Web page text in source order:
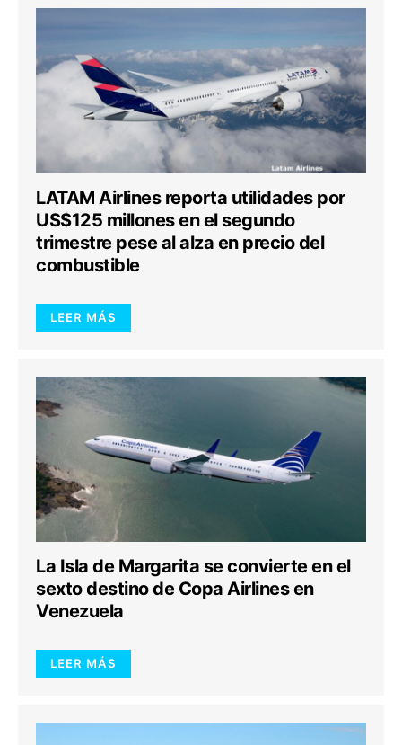
LATAM Airlines reporta utilidades por
US$125 millones en el segundo
trimestre pese al alza en precio del
combustible
LEER MÁS
La Isla de Margarita se convierte en el
sexto destino de Copa Airlines en
Venezuela
LEER MÁS